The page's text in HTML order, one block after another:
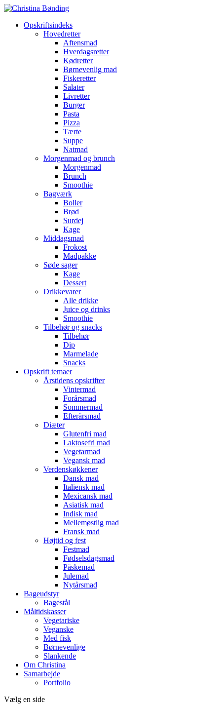
Opskriftsindeks
Hovedretter
Aftensmad
Hverdagsretter
Kødretter
Børnevenlig mad
Fiskeretter
Salater
Livretter
Burger
Pasta
Pizza
Tærte
Suppe
Natmad
Morgenmad og brunch
Morgenmad
Brunch
Smoothie
Bagværk
Boller
Brød
Surdej
Kage
Middagsmad
Frokost
Madpakke
Søde sager
Kage
Dessert
Drikkevarer
Alle drikke
Juice og drinks
Smoothie
Tilbehør og snacks
Tilbehør
Dip
Marmelade
Snacks
Opskrift temaer
Årstidens opskrifter
Vintermad
Forårsmad
Sommermad
Efterårsmad
Diæter
Glutenfri mad
Laktosefri mad
Vegetarmad
Vegansk mad
Verdenskøkkener
Dansk mad
Italiensk mad
Mexicansk mad
Asiatisk mad
Indisk mad
Mellemøstlig mad
Fransk mad
Højtid og fest
Festmad
Fødselsdagsmad
Påskemad
Julemad
Nytårsmad
Bageudstyr
Bagestål
Måltidskasser
Vegetariske
Veganske
Med fisk
Børnevenlige
Slankende
Om Christina
Samarbejde
Portfolio
Vælg en side